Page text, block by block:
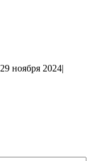
29 ноября 2024|